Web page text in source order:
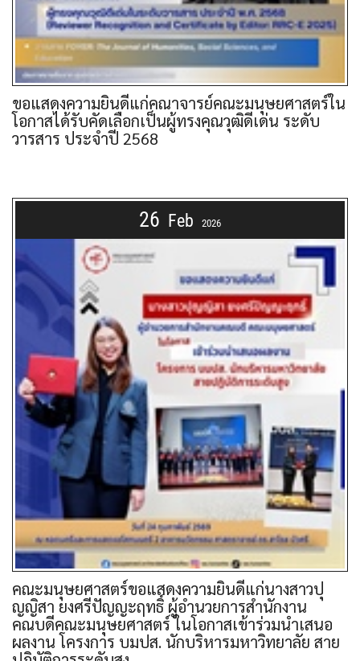
ขอแสดงความยินดีแก่คณาจารย์คณะมนุษยศาสตร์ใน
โอกาสได้รับคัดเลือกเป็นผู้ทรงคุณวุฒิดีเด่น ระดับ
วารสาร ประจำปี 2568
26 Feb 2026
คณะมนุษยศาสตร์ขอแสดงความยินดีแก่นางสาวปุ
ญญิสา ยงศรีปัญญะฤทธิ์ ผู้อำนวยการสำนักงาน
คณบดีคณะมนุษยศาสตร์ ในโอกาสเข้าร่วมนำเสนอ
ผลงาน โครงการ บมปส. นักบริหารมหาวิทยาลัย สาย